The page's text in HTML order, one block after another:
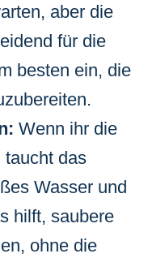
aber die
für die
besten ein, die
Wenn ihr die
taucht das
Wasser und
hilft, saubere
ohne die